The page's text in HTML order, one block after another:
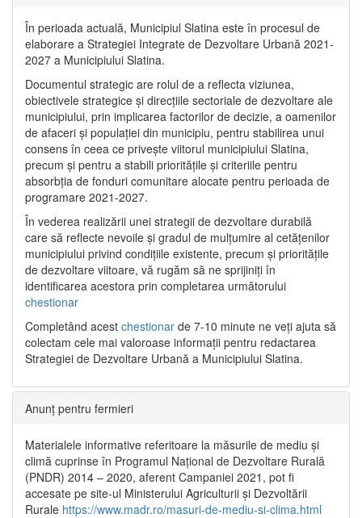
În perioada actuală, Municipiul Slatina este în procesul de
elaborare a Strategiei Integrate de Dezvoltare Urbană 2021‐
2027 a Municipiului Slatina.
Documentul strategic are rolul de a reflecta viziunea,
obiectivele strategice și direcțiile sectoriale de dezvoltare ale
municipiului, prin implicarea factorilor de decizie, a oamenilor
de afaceri și populației din municipiu, pentru stabilirea unui
consens în ceea ce privește viitorul municipiului Slatina,
precum și pentru a stabili prioritățile și criteriile pentru
absorbția de fonduri comunitare alocate pentru perioada de
programare 2021-2027.
În vederea realizării unei strategii de dezvoltare durabilă
care să reflecte nevoile și gradul de mulțumire al cetățenilor
municipiului privind condițiile existente, precum și prioritățile
de dezvoltare viitoare, vă rugăm să ne sprijiniți în
identificarea acestora prin completarea următorului
chestionar
Completând acest chestionar de 7-10 minute ne veți ajuta să
colectam cele mai valoroase informații pentru redactarea
Strategiei de Dezvoltare Urbană a Municipiului Slatina.
Anunț pentru fermieri
Materialele informative referitoare la măsurile de mediu și
climă cuprinse în Programul Național de Dezvoltare Rurală
(PNDR) 2014 – 2020, aferent Campaniei 2021, pot fi
accesate pe site-ul Ministerului Agriculturii și Dezvoltării
Rurale https://www.madr.ro/masuri-de-mediu-si-clima.html